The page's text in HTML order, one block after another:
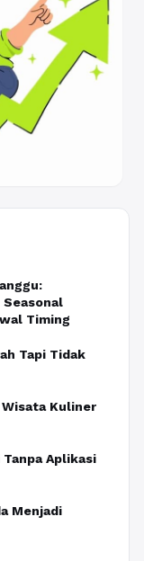
Timing
Tapi Tidak
Kuliner
Aplikasi
Menjadi